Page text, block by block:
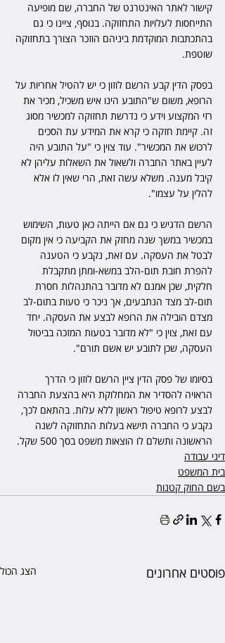
קישור לאתר האינטרנט של החברה, שם מופיעה
התייחסות לעלויות התחזוקה. בנוסף, ציינו כי גם
בהתכתבות המוקדמת ביניהם הוזכר הצורך בתחזוקה
שוטפת.
בפסק הדין קבע הרשם לוזון כי יש להטיל אחריות על
הרופא, משום ש"התובע הינו איש משכיל, מכיר את
רזי המקצוע וידע כי נדרשת תחזוקה למכשיר מסוג
זה. קיימת חזקה כי קרא את המידע עת הסכים
לרכוש את המכשיר". עוד צוין כי "על התובע היה
לעיין באתר החברה ולשאול את השאלות עליהן לא
קיבל מענה. משלא עשה זאת, הרי שאין לו אלא
להלין על עצמו".
הרשם הדגיש כי גם אם הייתה כאן טעות, השימוש
במכשיר במשך שנה מחזק את הקביעה כי אין מקום
לבטל את העסקה. עם זאת, נקבע כי הטענה
להפרת חובת תום-הלב במשא-ומתן מתקבלת
חלקית, שכן אמנם לא מדובר בהתנהלות חסרת
תום-לב מצד הנתבעים, אך ניכר כי טעות בתום-לב
מצדם הובילה את הרופא לבצע את העסקה. יחד
עם זאת, צוין כי "לא מדובר בטעות המזכה בביטול
העסקה, שכן לתובע יש אשם תורם".
בסיומו של פסק הדין ציין הרשם לוזון כי הדרך
הראויה להסדיר את המחלוקת היא בהצעת החברה
לבצע לרופא טיפול ראשון ללא עלות. בהתאם לכך,
נקבע כי החברה תישא בעלות התחזוקה לשנה
הראשונה ותשלם לו הוצאות משפט בסך 500 שקל.
דיני עבודה
בית המשפט
בשם החוק קטנות
פוסטים אחרונים הצג הכול